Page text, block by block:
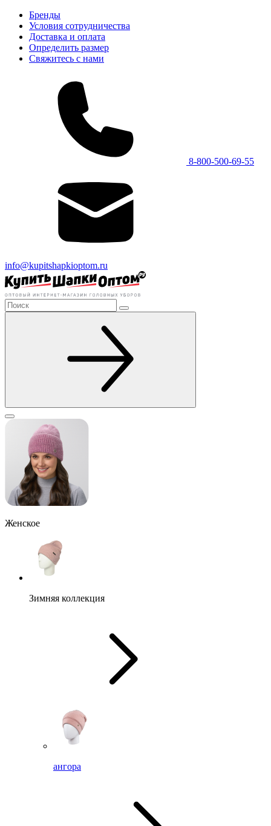
Бренды
Условия сотрудничества
Доставка и оплата
Определить размер
Свяжитесь с нами
8-800-500-69-55
info@kupitshapkioptom.ru
Женское
Зимняя коллекция
ангора